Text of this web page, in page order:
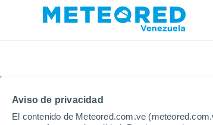
Aviso de privacidad
El contenido de Meteored.com.ve